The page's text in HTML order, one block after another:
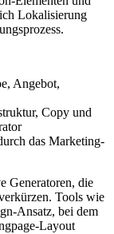
Lokalisierung
Angebot,
Copy und
das Marketing-
Generatoren, die
Tools wie
Ansatz, bei dem
Layout